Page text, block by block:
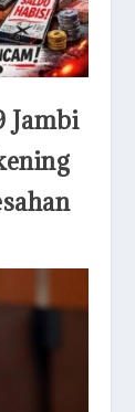
Jambi